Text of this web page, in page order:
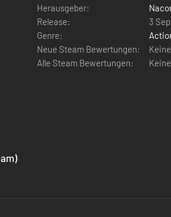
Herausgeber:
Release:
3
Genre:
Neue Steam Bewertungen:
Alle Steam Bewertungen: